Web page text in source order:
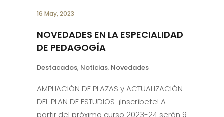
16 May, 2023
NOVEDADES EN LA ESPECIALIDAD
DE PEDAGOGÍA
Destacados, Noticias, Novedades
AMPLIACIÓN DE PLAZAS y ACTUALIZACIÓN
DEL PLAN DE ESTUDIOS ¡Inscríbete! A
partir del próximo curso 2023-24 serán 9